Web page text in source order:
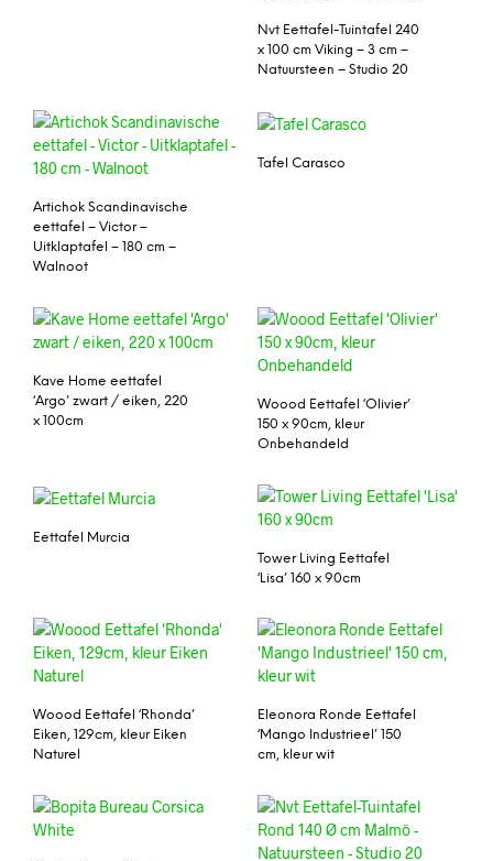
Nvt Eettafel-Tuintafel 240
x 100 cm Viking – 3 cm –
Natuursteen – Studio 20
Artichok Scandinavische
eettafel – Victor –
Uitklaptafel – 180 cm –
Walnoot
Tafel Carasco
Kave Home eettafel
‘Argo’ zwart / eiken, 220
x 100cm
Woood Eettafel ‘Olivier’
150 x 90cm, kleur
Onbehandeld
Eettafel Murcia
Tower Living Eettafel
‘Lisa’ 160 x 90cm
Woood Eettafel ‘Rhonda’
Eiken, 129cm, kleur Eiken
Naturel
Eleonora Ronde Eettafel
‘Mango Industrieel’ 150
cm, kleur wit